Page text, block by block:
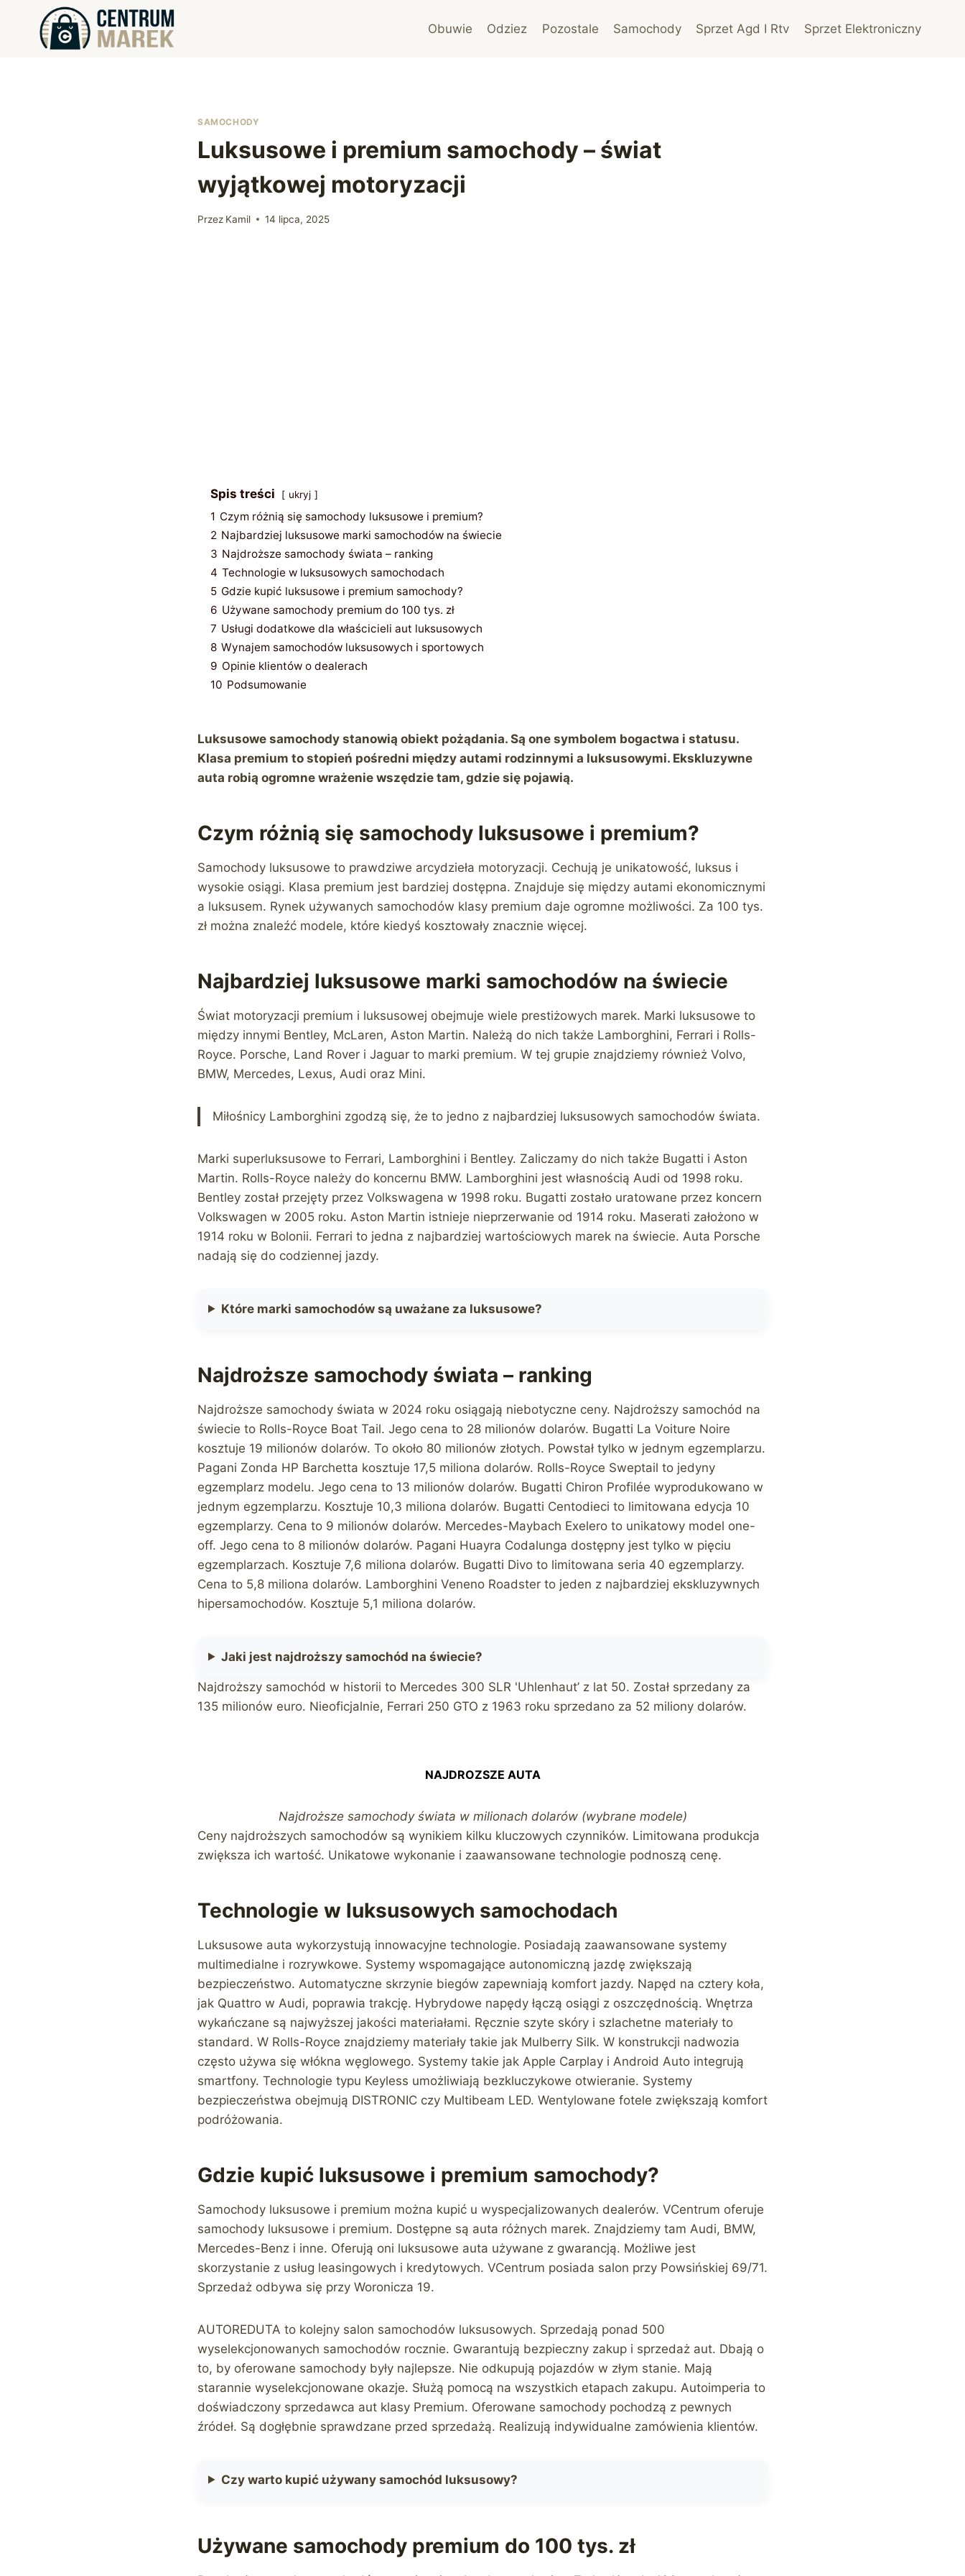
Obuwie Odziez Pozostale Samochody Sprzet Agd I Rtv Sprzet Elektroniczny
SAMOCHODY
Luksusowe i premium samochody – świat
wyjątkowej motoryzacji
Przez Kamil 14 lipca, 2025
Spis treści ukryj
1 Czym różnią się samochody luksusowe i premium?
2 Najbardziej luksusowe marki samochodów na świecie
3 Najdroższe samochody świata – ranking
4 Technologie w luksusowych samochodach
5 Gdzie kupić luksusowe i premium samochody?
6 Używane samochody premium do 100 tys. zł
7 Usługi dodatkowe dla właścicieli aut luksusowych
8 Wynajem samochodów luksusowych i sportowych
9 Opinie klientów o dealerach
10 Podsumowanie
Luksusowe samochody stanowią obiekt pożądania. Są one symbolem bogactwa i statusu.
Klasa premium to stopień pośredni między autami rodzinnymi a luksusowymi. Ekskluzywne
auta robią ogromne wrażenie wszędzie tam, gdzie się pojawią.
Czym różnią się samochody luksusowe i premium?
Samochody luksusowe to prawdziwe arcydzieła motoryzacji. Cechują je unikatowość, luksus i
wysokie osiągi. Klasa premium jest bardziej dostępna. Znajduje się między autami ekonomicznymi
a luksusem. Rynek używanych samochodów klasy premium daje ogromne możliwości. Za 100 tys.
zł można znaleźć modele, które kiedyś kosztowały znacznie więcej.
Najbardziej luksusowe marki samochodów na świecie
Świat motoryzacji premium i luksusowej obejmuje wiele prestiżowych marek. Marki luksusowe to
między innymi Bentley, McLaren, Aston Martin. Należą do nich także Lamborghini, Ferrari i Rolls-
Royce. Porsche, Land Rover i Jaguar to marki premium. W tej grupie znajdziemy również Volvo,
BMW, Mercedes, Lexus, Audi oraz Mini.
Miłośnicy Lamborghini zgodzą się, że to jedno z najbardziej luksusowych samochodów świata.
Marki superluksusowe to Ferrari, Lamborghini i Bentley. Zaliczamy do nich także Bugatti i Aston
Martin. Rolls-Royce należy do koncernu BMW. Lamborghini jest własnością Audi od 1998 roku.
Bentley został przejęty przez Volkswagena w 1998 roku. Bugatti zostało uratowane przez koncern
Volkswagen w 2005 roku. Aston Martin istnieje nieprzerwanie od 1914 roku. Maserati założono w
1914 roku w Bolonii. Ferrari to jedna z najbardziej wartościowych marek na świecie. Auta Porsche
nadają się do codziennej jazdy.
Które marki samochodów są uważane za luksusowe?
Najdroższe samochody świata – ranking
Najdroższe samochody świata w 2024 roku osiągają niebotyczne ceny. Najdroższy samochód na
świecie to Rolls-Royce Boat Tail. Jego cena to 28 milionów dolarów. Bugatti La Voiture Noire
kosztuje 19 milionów dolarów. To około 80 milionów złotych. Powstał tylko w jednym egzemplarzu.
Pagani Zonda HP Barchetta kosztuje 17,5 miliona dolarów. Rolls-Royce Sweptail to jedyny
egzemplarz modelu. Jego cena to 13 milionów dolarów. Bugatti Chiron Profilée wyprodukowano w
jednym egzemplarzu. Kosztuje 10,3 miliona dolarów. Bugatti Centodieci to limitowana edycja 10
egzemplarzy. Cena to 9 milionów dolarów. Mercedes-Maybach Exelero to unikatowy model one-
off. Jego cena to 8 milionów dolarów. Pagani Huayra Codalunga dostępny jest tylko w pięciu
egzemplarzach. Kosztuje 7,6 miliona dolarów. Bugatti Divo to limitowana seria 40 egzemplarzy.
Cena to 5,8 miliona dolarów. Lamborghini Veneno Roadster to jeden z najbardziej ekskluzywnych
hipersamochodów. Kosztuje 5,1 miliona dolarów.
Jaki jest najdroższy samochód na świecie?
Najdroższy samochód w historii to Mercedes 300 SLR 'Uhlenhaut’ z lat 50. Został sprzedany za
135 milionów euro. Nieoficjalnie, Ferrari 250 GTO z 1963 roku sprzedano za 52 miliony dolarów.
NAJDROZSZE AUTA
Najdroższe samochody świata w milionach dolarów (wybrane modele)
Ceny najdroższych samochodów są wynikiem kilku kluczowych czynników. Limitowana produkcja
zwiększa ich wartość. Unikatowe wykonanie i zaawansowane technologie podnoszą cenę.
Technologie w luksusowych samochodach
Luksusowe auta wykorzystują innowacyjne technologie. Posiadają zaawansowane systemy
multimedialne i rozrywkowe. Systemy wspomagające autonomiczną jazdę zwiększają
bezpieczeństwo. Automatyczne skrzynie biegów zapewniają komfort jazdy. Napęd na cztery koła,
jak Quattro w Audi, poprawia trakcję. Hybrydowe napędy łączą osiągi z oszczędnością. Wnętrza
wykańczane są najwyższej jakości materiałami. Ręcznie szyte skóry i szlachetne materiały to
standard. W Rolls-Royce znajdziemy materiały takie jak Mulberry Silk. W konstrukcji nadwozia
często używa się włókna węglowego. Systemy takie jak Apple Carplay i Android Auto integrują
smartfony. Technologie typu Keyless umożliwiają bezkluczykowe otwieranie. Systemy
bezpieczeństwa obejmują DISTRONIC czy Multibeam LED. Wentylowane fotele zwiększają komfort
podróżowania.
Gdzie kupić luksusowe i premium samochody?
Samochody luksusowe i premium można kupić u wyspecjalizowanych dealerów. VCentrum oferuje
samochody luksusowe i premium. Dostępne są auta różnych marek. Znajdziemy tam Audi, BMW,
Mercedes-Benz i inne. Oferują oni luksusowe auta używane z gwarancją. Możliwe jest
skorzystanie z usług leasingowych i kredytowych. VCentrum posiada salon przy Powsińskiej 69/71.
Sprzedaż odbywa się przy Woronicza 19.
AUTOREDUTA to kolejny salon samochodów luksusowych. Sprzedają ponad 500
wyselekcjonowanych samochodów rocznie. Gwarantują bezpieczny zakup i sprzedaż aut. Dbają o
to, by oferowane samochody były najlepsze. Nie odkupują pojazdów w złym stanie. Mają
starannie wyselekcjonowane okazje. Służą pomocą na wszystkich etapach zakupu. Autoimperia to
doświadczony sprzedawca aut klasy Premium. Oferowane samochody pochodzą z pewnych
źródeł. Są dogłębnie sprawdzane przed sprzedażą. Realizują indywidualne zamówienia klientów.
Czy warto kupić używany samochód luksusowy?
Używane samochody premium do 100 tys. zł